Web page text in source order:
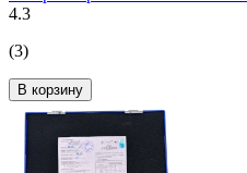
4.3
(3)
В корзину